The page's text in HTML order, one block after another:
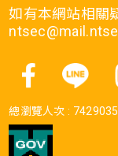
如有本網站相關
總瀏覽人次 :